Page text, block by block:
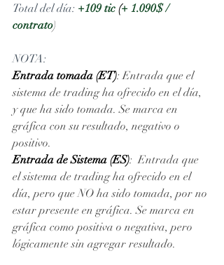
Total del día: +109 tic (+ 1.090$ /
contrato)
NOTA:
Entrada tomada (ET): Entrada que el
sistema de trading ha ofrecido en el día,
y que ha sido tomada. Se marca en
gráfica con su resultado, negativo o
positivo.
Entrada de Sistema (ES):  Entrada que
el sistema de trading ha ofrecido en el
día, pero que NO ha sido tomada, por no
estar presente en gráfica. Se marca en
gráfica como positiva o negativa, pero
lógicamente sin agregar resultado.